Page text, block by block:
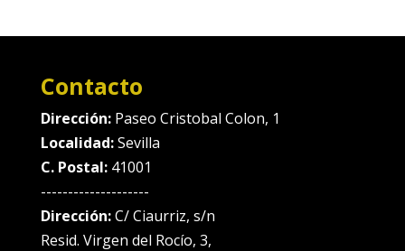
Contacto
Dirección: Paseo Cristobal Colon, 1
Localidad:Sevilla
C. Postal:41001
--------------------
Dirección:C/ Ciaurriz, s/n
Resid. Virgen del Rocío, 3,